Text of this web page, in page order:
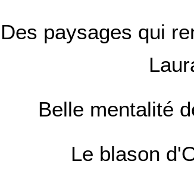
Des paysages qui
Belle mentalité
Le blason